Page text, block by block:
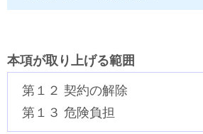
本項が取り上げる範囲
第１２ 契約の解除
第１３ 危険負担